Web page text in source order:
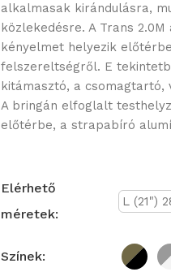
alkalmasak kirándulásra,
közlekedésre. A Trans
kényelmet helyezik
felszereltségről. E
kitámasztó, a csomagtartó,
A bringán elfoglalt
előtérbe, a strapabíró
Elérhető
méretek:
L (21")
Színek: